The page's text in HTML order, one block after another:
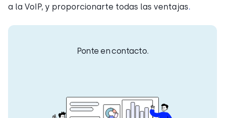
a la VoIP, y proporcionarte todas las ventajas.
Ponte en contacto.